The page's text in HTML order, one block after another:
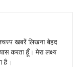
खबरें लिखना बेहद
करता हूँ। मेरा लक्ष्य
है।